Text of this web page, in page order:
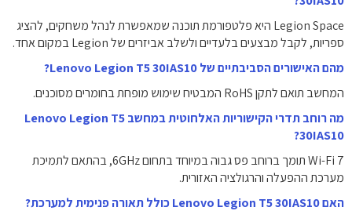
Legion Space היא פלטפורמת תוכנה שמאפשרת לנהל משחקים, להציג
ספריות, לקבל מבצעים בלעדיים ולשלב אביזרים של Legion במקום אחד.
מהם האישורים הסביבתיים של Lenovo Legion T5 30IAS10?
המחשב תואם לתקן RoHS המבטיח שימוש מופחת בחומרים מסוכנים.
מה רוחב תדרי הקישוריות האלחוטית במחשב Lenovo Legion T5
30IAS10?
Wi-Fi 7 תומך ברוחב פס גבוה במיוחד בתחום 6GHz, בהתאם לתמיכת
מערכת ההפעלה והרגולציה האזורית.
האם Lenovo Legion T5 30IAS10 כולל תאורה פנימית למערכת?